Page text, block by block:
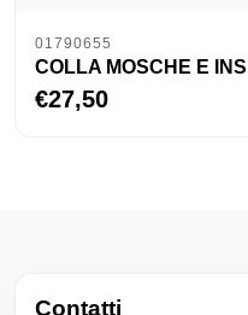
01790655
COLLA MOSCHE E
€27,50
Contatti